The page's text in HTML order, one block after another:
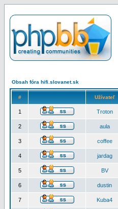
Obsah fóra hifi.slovanet.sk
# Užívateľ
1 Troton
2 aula
3 coffee
4 jardag
5 BV
6 dustin
7 Kuba4